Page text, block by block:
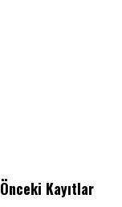
Önceki Kayıtlar